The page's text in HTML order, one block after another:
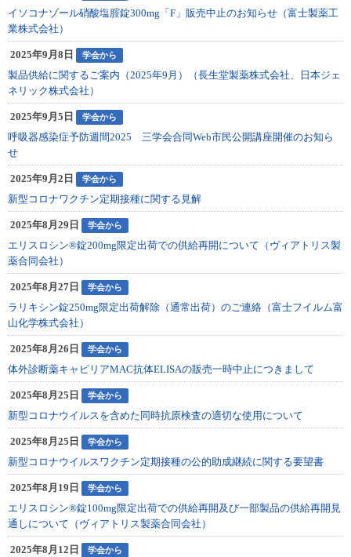
イソコナゾール硝酸塩腟錠300mg「F」販売中止のお知らせ（富士製薬工
業株式会社）
2025年9月8日 学会から
製品供給に関するご案内（2025年9月）（長生堂製薬株式会社、日本ジェ
ネリック株式会社）
2025年9月5日 学会から
呼吸器感染症予防週間2025 三学会合同Web市民公開講座開催のお知ら
せ
2025年9月2日 学会から
新型コロナワクチン定期接種に関する見解
2025年8月29日 学会から
エリスロシン®錠200mg限定出荷での供給再開について（ヴィアトリス製
薬合同会社）
2025年8月27日 学会から
ラリキシン錠250mg限定出荷解除（通常出荷）のご連絡（富士フイルム富
山化学株式会社）
2025年8月26日 学会から
体外診断薬キャピリアMAC抗体ELISAの販売一時中⽌につきまして
2025年8月25日 学会から
新型コロナウイルスを含めた同時抗原検査の適切な使用について
2025年8月25日 学会から
新型コロナウイルスワクチン定期接種の公的助成継続に関する要望書
2025年8月19日 学会から
エリスロシン®錠100mg限定出荷での供給再開及び一部製品の供給再開見
通しについて（ヴィアトリス製薬合同会社）
2025年8月12日 学会から